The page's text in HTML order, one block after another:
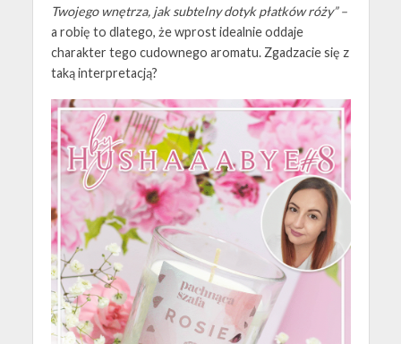
Twojego wnętrza, jak subtelny dotyk płatków róży” –
a robię to dlatego, że wprost idealnie oddaje
charakter tego cudownego aromatu. Zgadzacie się z
taką interpretacją?